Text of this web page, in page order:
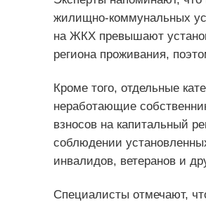
жилищно-коммунальных
на ЖКХ превышают
региона проживания,
Кроме того, отдельные
неработающие
взносов на капитальный
соблюдении
инвалидов, ветеранов и
Специалисты отмечают,